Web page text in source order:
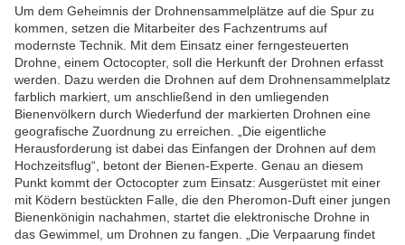
Um dem Geheimnis der Drohnensammelplätze auf die Spur zu
kommen, setzen die Mitarbeiter des Fachzentrums auf
modernste Technik. Mit dem Einsatz einer ferngesteuerten
Drohne, einem Octocopter, soll die Herkunft der Drohnen erfasst
werden. Dazu werden die Drohnen auf dem Drohnensammelplatz
farblich markiert, um anschließend in den umliegenden
Bienenvölkern durch Wiederfund der markierten Drohnen eine
geografische Zuordnung zu erreichen. „Die eigentliche
Herausforderung ist dabei das Einfangen der Drohnen auf dem
Hochzeitsflug“, betont der Bienen-Experte. Genau an diesem
Punkt kommt der Octocopter zum Einsatz: Ausgerüstet mit einer
mit Ködern bestückten Falle, die den Pheromon-Duft einer jungen
Bienenkönigin nachahmen, startet die elektronische Drohne in
das Gewimmel, um Drohnen zu fangen. „Die Verpaarung findet